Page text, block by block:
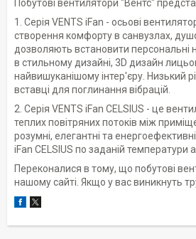
Побутові вентилятори "Вентс"
1. Серія VENTS iFan - осьові
створення комфорту в санвузлах,
дозволяють встановити персональні
в стильному дизайні, 3D дизайн
найвишуканішому інтер'єру. Низький
вставці для поглинання вібрацій.
2. Серія VENTS iFan CELSIUS - це
теплих повітряних потоків між
розумні, елегантні та
iFan CELSIUS по заданій температури
Переконалися в тому, що побутові
нашому сайті. Якщо у вас виникнуть